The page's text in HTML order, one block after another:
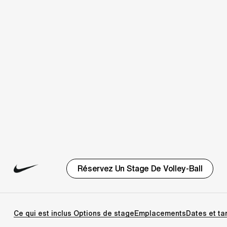
Réservez Un Stage De Volley-Ball
Ce qui est inclus Options de stage Emplacements Dates et